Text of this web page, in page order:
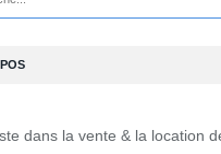
dans la vente & la location